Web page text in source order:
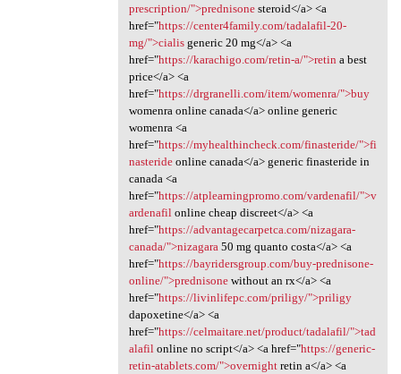
prescription/">prednisonesteroid</a> <a
href="https://center4family.com/tadalafil-20-
mg/">cialisgeneric 20 mg</a> <a
href="https://karachigo.com/retin-a/">retin a best
price</a> <a
href="https://drgranelli.com/item/womenra/">buy
womenra online canada</a> online generic
womenra <a
href="https://myhealthincheck.com/finasteride/">fi
nasterideonline canada</a> generic finasteride in
canada <a
href="https://atplearningpromo.com/vardenafil/">v
ardenafilonline cheap discreet</a> <a
href="https://advantagecarpetca.com/nizagara-
canada/">nizagara50 mg quanto costa</a> <a
href="https://bayridersgroup.com/buy-prednisone-
online/">prednisonewithout an rx</a> <a
href="https://livinlifepc.com/priligy/">priligy
dapoxetine</a> <a
href="https://celmaitare.net/product/tadalafil/">tad
alafilonline no script</a> <a href="https://generic-
retin-atablets.com/">overnightretin a</a> <a